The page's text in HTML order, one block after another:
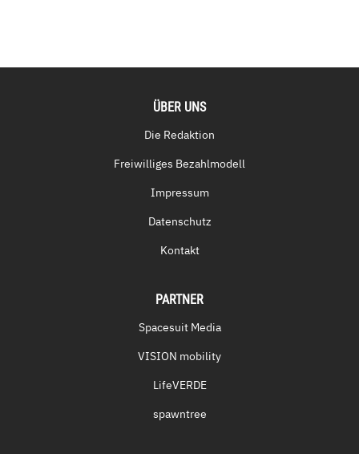
ÜBER UNS
Die Redaktion
Freiwilliges Bezahlmodell
Impressum
Datenschutz
Kontakt
PARTNER
Spacesuit Media
VISION mobility
LifeVERDE
spawntree